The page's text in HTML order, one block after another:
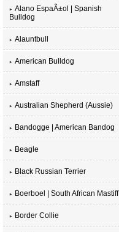
Alano EspaÃ±ol | Spanish
Bulldog
Alauntbull
American Bulldog
Amstaff
Australian Shepherd (Aussie)
Bandogge | American Bandog
Beagle
Black Russian Terrier
Boerboel | South African Mastiff
Border Collie